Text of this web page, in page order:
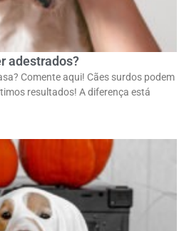
adestrados?
Comente aqui! Cães surdos podem
resultados! A diferença está